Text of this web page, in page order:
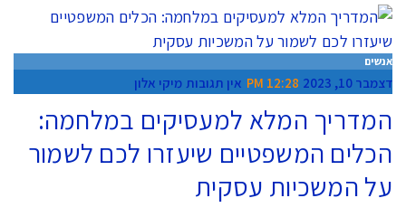
אנשים
דצמבר 10, 2023 12:28 PM אין תגובות מיקי אלון
המדריך המלא למעסיקים במלחמה:
הכלים המשפטיים שיעזרו לכם לשמור
על המשכיות עסקית